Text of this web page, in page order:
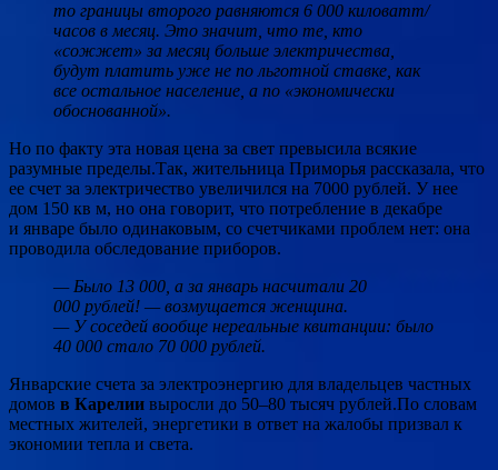
то границы второго равняются 6 000 киловатт/
часов в месяц. Это значит, что те, кто
«сожжет» за месяц больше электричества,
будут платить уже не по льготной ставке, как
все остальное население, а по «экономически
обоснованной».
Но по факту эта новая цена за свет превысила всякие
разумные пределы.Так, жительница Приморья рассказала, что
ее счет за электричество увеличился на 7000 рублей. У нее
дом 150 кв м, но она говорит, что потребление в декабре
и январе было одинаковым, со счетчиками проблем нет: она
проводила обследование приборов.
— Было 13 000, а за январь насчитали 20
000 рублей! — возмущается женщина.
— У соседей вообще нереальные квитанции: было
40 000 стало 70 000 рублей.
Январские счета за электроэнергию для владельцев частных
домов в Карелии выросли до 50–80 тысяч рублей.По словам
местных жителей, энергетики в ответ на жалобы призвал к
экономии тепла и света.